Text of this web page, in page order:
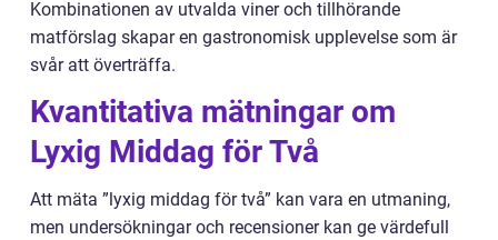
Kombinationen av utvalda viner och tillhörande
matförslag skapar en gastronomisk upplevelse som är
svår att överträffa.
Kvantitativa mätningar om
Lyxig Middag för Två
Att mäta ”lyxig middag för två” kan vara en utmaning,
men undersökningar och recensioner kan ge värdefull